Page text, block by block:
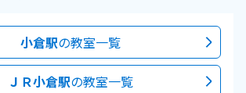
小倉駅の教室一覧
ＪＲ小倉駅の教室一覧